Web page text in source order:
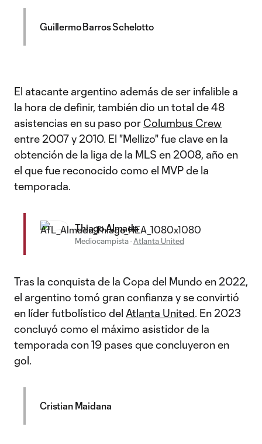
Guillermo Barros Schelotto
El atacante argentino además de ser infalible a
la hora de definir, también dio un total de 48
asistencias en su paso por Columbus Crew
entre 2007 y 2010. El "Mellizo" fue clave en la
obtención de la liga de la MLS en 2008, año en
el que fue reconocido como el MVP de la
temporada.
Thiago Almada
Mediocampista·Atlanta United
Tras la conquista de la Copa del Mundo en 2022,
el argentino tomó gran confianza y se convirtió
en líder futbolístico del Atlanta United. En 2023
concluyó como el máximo asistidor de la
temporada con 19 pases que concluyeron en
gol.
Cristian Maidana